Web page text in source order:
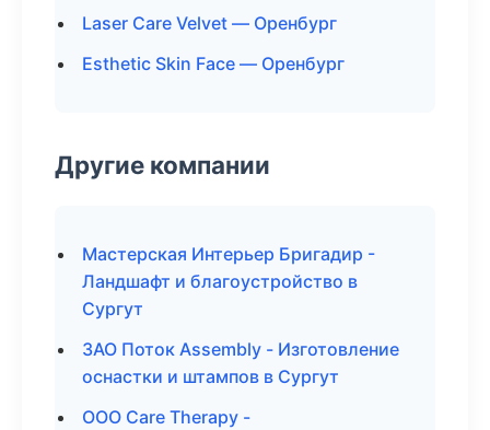
Laser Care Velvet — Оренбург
Esthetic Skin Face — Оренбург
Другие компании
Мастерская Интерьер Бригадир -
Ландшафт и благоустройство в
Сургут
ЗАО Поток Assembly - Изготовление
оснастки и штампов в Сургут
ООО Care Therapy -